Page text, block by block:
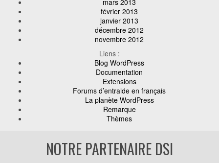
mars 2013
février 2013
janvier 2013
décembre 2012
novembre 2012
Liens :
Blog WordPress
Documentation
Extensions
Forums d’entraide en français
La planète WordPress
Remarque
Thèmes
NOTRE PARTENAIRE DSI